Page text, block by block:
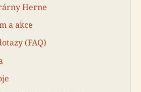
Herne
a akce
(FAQ)